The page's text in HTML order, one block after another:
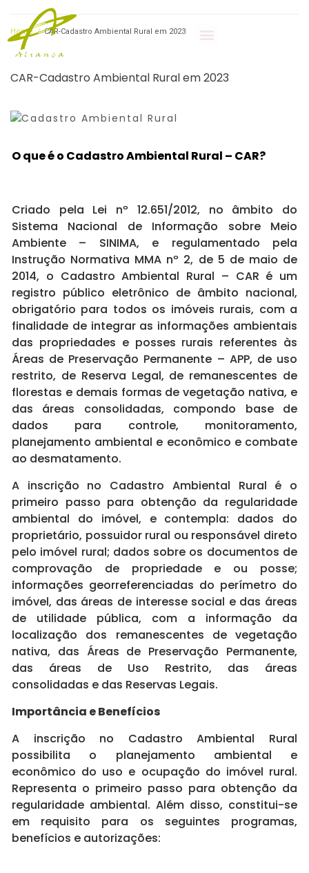
Home / CAR-Cadastro Ambiental Rural em 2023
CAR-Cadastro Ambiental Rural em 2023
O que é o Cadastro Ambiental Rural – CAR?
Criado pela Lei nº 12.651/2012, no âmbito do
Sistema Nacional de Informação sobre Meio
Ambiente – SINIMA, e regulamentado pela
Instrução Normativa MMA nº 2, de 5 de maio de
2014, o Cadastro Ambiental Rural – CAR é um
registro público eletrônico de âmbito nacional,
obrigatório para todos os imóveis rurais, com a
finalidade de integrar as informações ambientais
das propriedades e posses rurais referentes às
Áreas de Preservação Permanente – APP, de uso
restrito, de Reserva Legal, de remanescentes de
florestas e demais formas de vegetação nativa, e
das áreas consolidadas, compondo base de
dados para controle, monitoramento,
planejamento ambiental e econômico e combate
ao desmatamento.
A inscrição no Cadastro Ambiental Rural é o
primeiro passo para obtenção da regularidade
ambiental do imóvel, e contempla: dados do
proprietário, possuidor rural ou responsável direto
pelo imóvel rural; dados sobre os documentos de
comprovação de propriedade e ou posse;
informações georreferenciadas do perímetro do
imóvel, das áreas de interesse social e das áreas
de utilidade pública, com a informação da
localização dos remanescentes de vegetação
nativa, das Áreas de Preservação Permanente,
das áreas de Uso Restrito, das áreas
consolidadas e das Reservas Legais.
Importância e Benefícios
A inscrição no Cadastro Ambiental Rural
possibilita o planejamento ambiental e
econômico do uso e ocupação do imóvel rural.
Representa o primeiro passo para obtenção da
regularidade ambiental. Além disso, constitui-se
em requisito para os seguintes programas,
benefícios e autorizações: